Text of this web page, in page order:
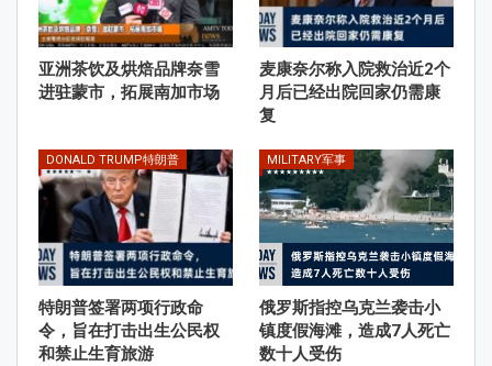
亚洲茶饮及烘焙品牌奈雪
进驻蒙市，拓展南加市场
麦康奈尔称入院救治近2个
月后已经出院回家仍需康
复
DONALD TRUMP特朗普
特朗普签署两项行政命
令，旨在打击出生公民权
和禁止生育旅游
MILITARY军事
俄罗斯指控乌克兰袭击小
镇度假海滩，造成7人死亡
数十人受伤